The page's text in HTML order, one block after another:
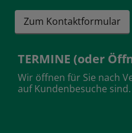
Zum Kontaktformular
TERMINE (oder
Wir öffnen für Sie nach
auf Kundenbesuche sind.